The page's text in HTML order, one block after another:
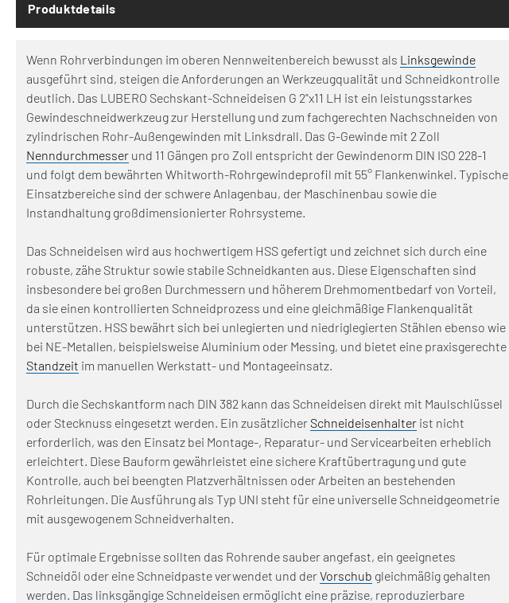
Produktdetails
Wenn Rohrverbindungen im oberen Nennweitenbereich bewusst als Linksgewinde
ausgeführt sind, steigen die Anforderungen an Werkzeugqualität und Schneidkontrolle
deutlich. Das LUBERO Sechskant-Schneideisen G 2"x11 LH ist ein leistungsstarkes
Gewindeschneidwerkzeug zur Herstellung und zum fachgerechten Nachschneiden von
zylindrischen Rohr-Außengewinden mit Linksdrall. Das G-Gewinde mit 2 Zoll
Nenndurchmesser und 11 Gängen pro Zoll entspricht der Gewindenorm DIN ISO 228-1
und folgt dem bewährten Whitworth-Rohrgewindeprofil mit 55° Flankenwinkel. Typische
Einsatzbereiche sind der schwere Anlagenbau, der Maschinenbau sowie die
Instandhaltung großdimensionierter Rohrsysteme.
Das Schneideisen wird aus hochwertigem HSS gefertigt und zeichnet sich durch eine
robuste, zähe Struktur sowie stabile Schneidkanten aus. Diese Eigenschaften sind
insbesondere bei großen Durchmessern und höherem Drehmomentbedarf von Vorteil,
da sie einen kontrollierten Schneidprozess und eine gleichmäßige Flankenqualität
unterstützen. HSS bewährt sich bei unlegierten und niedriglegierten Stählen ebenso wie
bei NE-Metallen, beispielsweise Aluminium oder Messing, und bietet eine praxisgerechte
Standzeit im manuellen Werkstatt- und Montageeinsatz.
Durch die Sechskantform nach DIN 382 kann das Schneideisen direkt mit Maulschlüssel
oder Stecknuss eingesetzt werden. Ein zusätzlicher Schneideisenhalter ist nicht
erforderlich, was den Einsatz bei Montage-, Reparatur- und Servicearbeiten erheblich
erleichtert. Diese Bauform gewährleistet eine sichere Kraftübertragung und gute
Kontrolle, auch bei beengten Platzverhältnissen oder Arbeiten an bestehenden
Rohrleitungen. Die Ausführung als Typ UNI steht für eine universelle Schneidgeometrie
mit ausgewogenem Schneidverhalten.
Für optimale Ergebnisse sollten das Rohrende sauber angefast, ein geeignetes
Schneidöl oder eine Schneidpaste verwendet und derVorschub gleichmäßig gehalten
werden. Das linksgängige Schneideisen ermöglicht eine präzise, reproduzierbare